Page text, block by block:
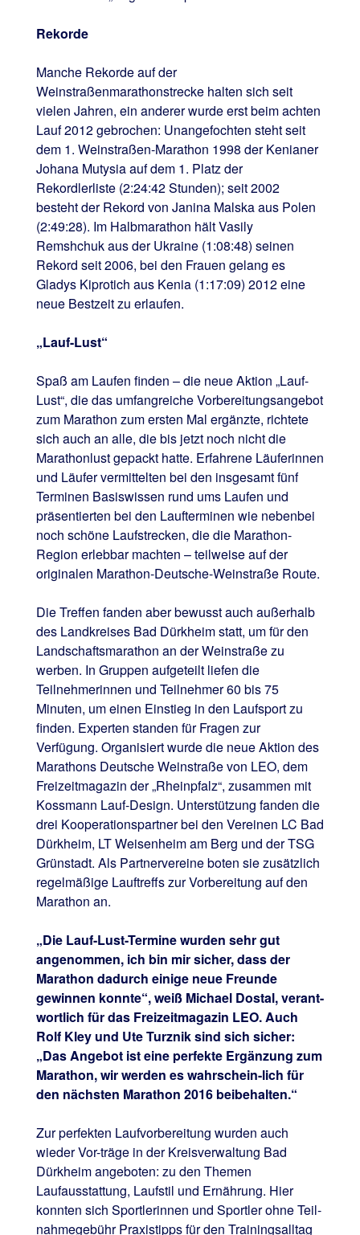
Rekorde
Manche Rekorde auf der
Weinstraßenmarathonstrecke halten sich seit
vielen Jahren, ein anderer wurde erst beim achten
Lauf 2012 gebrochen: Unangefochten steht seit
dem 1. Weinstraßen-Marathon 1998 der Kenianer
Johana Mutysia auf dem 1. Platz der
Rekordlerliste (2:24:42 Stunden); seit 2002
besteht der Rekord von Janina Malska aus Polen
(2:49:28). Im Halbmarathon hält Vasily
Remshchuk aus der Ukraine (1:08:48) seinen
Rekord seit 2006, bei den Frauen gelang es
Gladys Kiprotich aus Kenia (1:17:09) 2012 eine
neue Bestzeit zu erlaufen.
„Lauf-Lust“
Spaß am Laufen finden – die neue Aktion „Lauf-
Lust“, die das umfangreiche Vorbereitungsangebot
zum Marathon zum ersten Mal ergänzte, richtete
sich auch an alle, die bis jetzt noch nicht die
Marathonlust gepackt hatte. Erfahrene Läuferinnen
und Läufer vermittelten bei den insgesamt fünf
Terminen Basiswissen rund ums Laufen und
präsentierten bei den Laufterminen wie nebenbei
noch schöne Laufstrecken, die die Marathon-
Region erlebbar machten – teilweise auf der
originalen Marathon-Deutsche-Weinstraße Route.
Die Treffen fanden aber bewusst auch außerhalb
des Landkreises Bad Dürkheim statt, um für den
Landschaftsmarathon an der Weinstraße zu
werben. In Gruppen aufgeteilt liefen die
Teilnehmerinnen und Teilnehmer 60 bis 75
Minuten, um einen Einstieg in den Laufsport zu
finden. Experten standen für Fragen zur
Verfügung. Organisiert wurde die neue Aktion des
Marathons Deutsche Weinstraße von LEO, dem
Freizeitmagazin der „Rheinpfalz“, zusammen mit
Kossmann Lauf-Design. Unterstützung fanden die
drei Kooperationspartner bei den Vereinen LC Bad
Dürkheim, LT Weisenheim am Berg und der TSG
Grünstadt. Als Partnervereine boten sie zusätzlich
regelmäßige Lauftreffs zur Vorbereitung auf den
Marathon an.
„Die Lauf-Lust-Termine wurden sehr gut
angenommen, ich bin mir sicher, dass der
Marathon dadurch einige neue Freunde
gewinnen konnte“, weiß Michael Dostal, verant-
wortlich für das Freizeitmagazin LEO. Auch
Rolf Kley und Ute Turznik sind sich sicher:
„Das Angebot ist eine perfekte Ergänzung zum
Marathon, wir werden es wahrschein-lich für
den nächsten Marathon 2016 beibehalten.“
Zur perfekten Laufvorbereitung wurden auch
wieder Vor-träge in der Kreisverwaltung Bad
Dürkheim angeboten: zu den Themen
Laufausstattung, Laufstil und Ernährung. Hier
konnten sich Sportlerinnen und Sportler ohne Teil-
nahmegebühr Praxistipps für den Trainingsalltag